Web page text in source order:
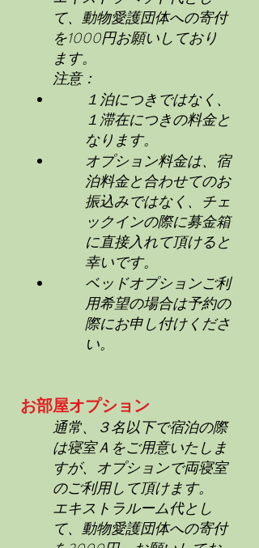
て、動物愛護団体への寄付
を1000円お願いしており
ます。
注意：
１泊につきではなく、
１滞在につきの料金と
なります。
オプション料金は、宿
泊料金と合わせてのお
振込みではなく、チェ
ックインの際に募金箱
に直接入れて頂けると
幸いです。
ベッドオプションご利
用希望の場合は予約の
際にお申し付けくださ
い。
お部屋オプション
通常、３名以下で宿泊の際
は寝室Ａをご用意いたしま
すが、オプションで両寝室
のご利用して頂けます。
エキストラルーム代とし
て、動物愛護団体への寄付